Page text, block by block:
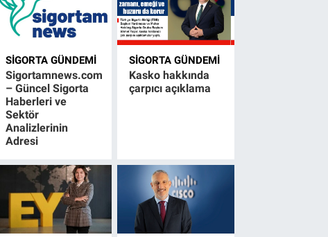
SIGORTA GÜNDEMI
Sigortamnews.com
– Güncel Sigorta
Haberleri ve
Sektör
Analizlerinin
Adresi
SIGORTA GÜNDEMI
Kasko hakkında
çarpıcı açıklama